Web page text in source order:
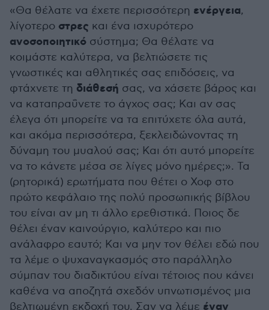
«Θα θέλατε να έχετε περισσότερη ενέργεια,
λίγοτερο στρες και ένα ισχυρότερο
ανοσοποιητικό σύστημα; Θα θέλατε να
κοιμάστε καλύτερα, να βελτιώσετε τις
γνωστικές και αθλητικές σας επιδόσεις, να
φτάχνετε τη διάθεσή σας, να χάσετε βάρος και
να καταπραΰνετε το άγχος σας; Και αν σας
έλεγα ότι μπορείτε να τα επιτύχετε όλα αυτά,
και ακόμα περισσότερα, ξεκλειδώνοντας τη
δύναμη του μυαλού σας; Και ότι αυτό μπορείτε
να το κάνετε μέσα σε λίγες μόνο ημέρες;». Τα
(ρητορικά) ερωτήματα που θέτει ο Χοφ στο
πρώτο κεφάλαιο της πολύ προσωπικής βίβλου
του είναι αν μη τι άλλο ερεθιστικά. Ποιος δε
θέλει έναν καινούργιο, καλύτερο και πιο
ανάλαφρο εαυτό; Και να μην τον θέλει εδώ που
τα λέμε ο ψυχαναγκασμός στο παράλληλο
σύμπαν του διαδικτύου είναι τέτοιος που κάνει
καθένα να αποζητά σχεδόν υπνωτισμένος μια
βελτιωμένη εκδοχή του. Σαν να λέμε έναν